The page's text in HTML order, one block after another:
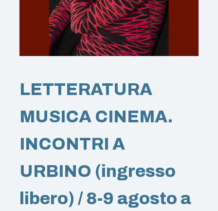
LETTERATURA
MUSICA CINEMA.
INCONTRI A
URBINO (ingresso
libero) / 8-9 agosto a